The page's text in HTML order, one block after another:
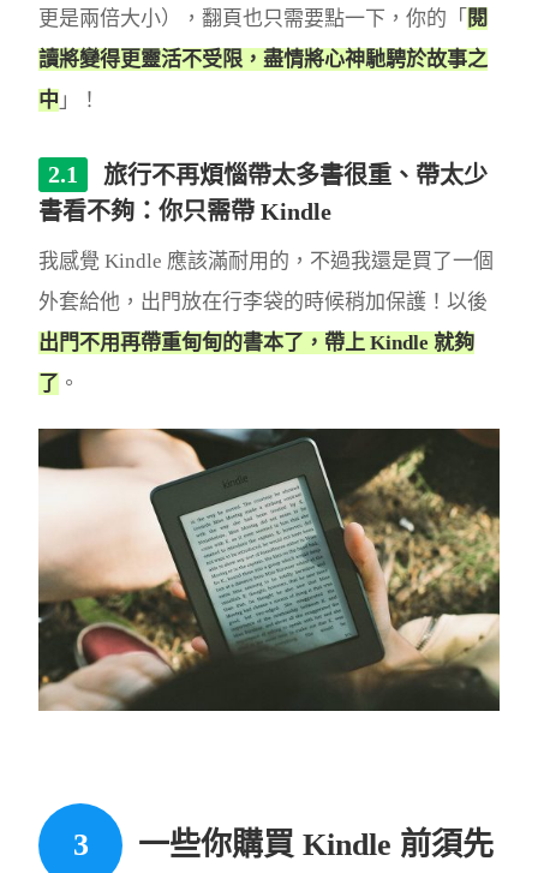
更是兩倍大小），翻頁也只需要點一下，你的「 閱
讀將變得更靈活不受限，盡情將心神馳騁於故事之
中 」！
旅行不再煩惱帶太多書很重、帶太少
書看不夠：你只需帶 Kindle
我感覺 Kindle 應該滿耐用的，不過我還是買了一個
外套給他，出門放在行李袋的時候稍加保護！以後
出門不用再帶重甸甸的書本了，帶上 Kindle 就夠
了 。
一些你購買 Kindle 前須先